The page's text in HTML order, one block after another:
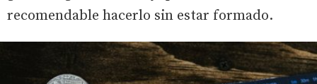
recomendable hacerlo sin estar formado.